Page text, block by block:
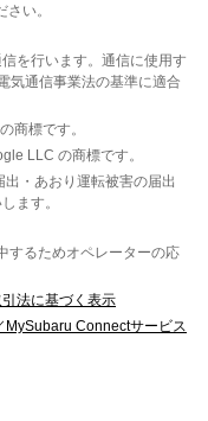
い。
を行います。通信に使用す
気通信事業法の基準に適合
商標です。
LLC の商標です。
・あおり運転被害の届出
ます。
するためオペレーターの応
法に基づく表示
MySubaru Connectサービス